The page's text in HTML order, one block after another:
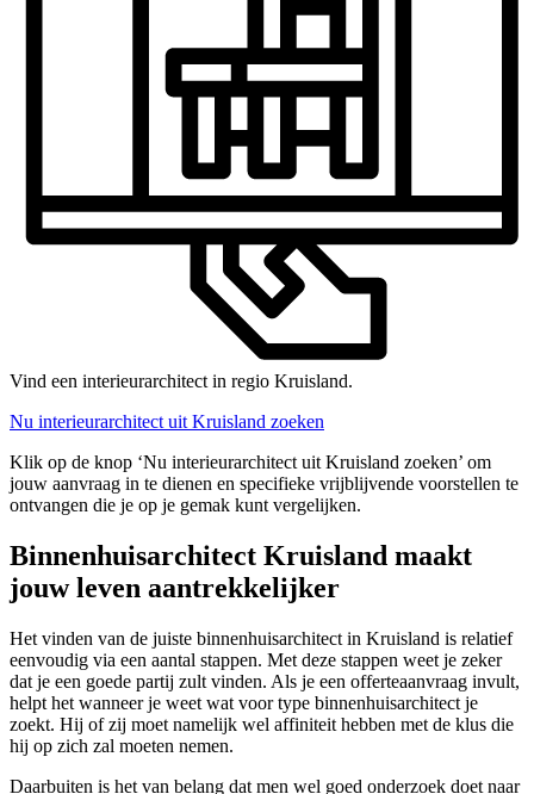
Vind een interieurarchitect in regio Kruisland.
Nu interieurarchitect uit Kruisland zoeken
Klik op de knop ‘Nu interieurarchitect uit Kruisland zoeken’ om
jouw aanvraag in te dienen en specifieke vrijblijvende voorstellen te
ontvangen die je op je gemak kunt vergelijken.
Binnenhuisarchitect Kruisland maakt
jouw leven aantrekkelijker
Het vinden van de juiste binnenhuisarchitect in Kruisland is relatief
eenvoudig via een aantal stappen. Met deze stappen weet je zeker
dat je een goede partij zult vinden. Als je een offerteaanvraag invult,
helpt het wanneer je weet wat voor type binnenhuisarchitect je
zoekt. Hij of zij moet namelijk wel affiniteit hebben met de klus die
hij op zich zal moeten nemen.
Daarbuiten is het van belang dat men wel goed onderzoek doet naar